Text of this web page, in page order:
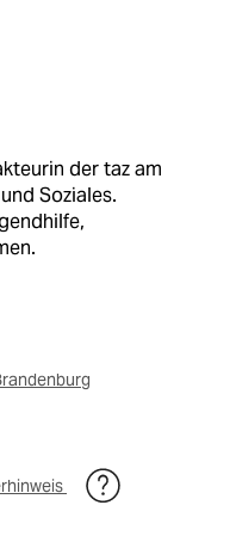
der taz am
Soziales.